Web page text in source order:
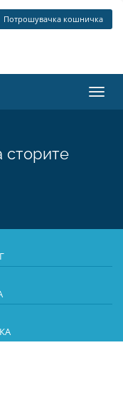
Потрошувачка кошничка
ја
сторите